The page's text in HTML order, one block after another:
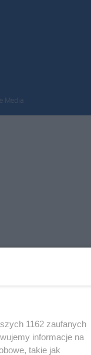
Media
1162 zaufanych
informacje na
takie jak